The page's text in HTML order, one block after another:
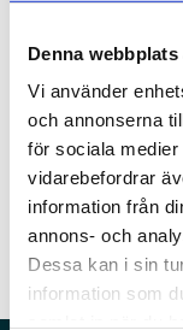
Denna
Vi använder
och annonserna
för sociala
vidarebefordrar
information från
annons- och
Dessa kan i sin
information som
kaffebord, i
också via
själv med mig.
förvandlas till
att den
hantera med